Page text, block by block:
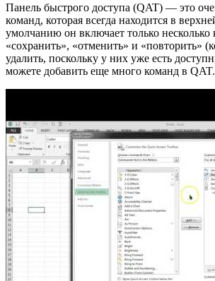
Панель быстрого доступа (QAT) — это
команд, которая всегда находится в
умолчанию он включает только несколько
«сохранить», «отменить» и «повторить»
удалить, поскольку у них уже есть
можете добавить еще много команд в